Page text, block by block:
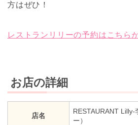
方はぜひ！
レストランリリーの予約はこちら
お店の詳細
店名
RESTAURANT Lilly-
ー）